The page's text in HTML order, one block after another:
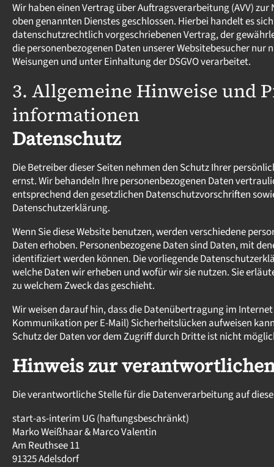
Wir haben einen Vertrag über Auftragsverarbeitung (AVV) zur
oben genannten Dienstes geschlossen. Hierbei handelt es
datenschutzrechtlich vorgeschriebenen Vertrag, der
die personenbezogenen Daten unserer Websitebesucher nur
Weisungen und unter Einhaltung der DSGVO verarbeitet.
3. Allgemeine Hinweise und
informationen
Datenschutz
Die Betreiber dieser Seiten nehmen den Schutz Ihrer
ernst. Wir behandeln Ihre personenbezogenen Daten
entsprechend den gesetzlichen Datenschutzvorschriften
Datenschutzerklärung.
Wenn Sie diese Website benutzen, werden verschiedene
Daten erhoben. Personenbezogene Daten sind Daten, mit
identifiziert werden können. Die vorliegende
welche Daten wir erheben und wofür wir sie nutzen. Sie
zu welchem Zweck das geschieht.
Wir weisen darauf hin, dass die Datenübertragung im Internet
Kommunikation per E-Mail) Sicherheitslücken aufweisen
Schutz der Daten vor dem Zugriff durch Dritte ist nicht
Hinweis zur
Die verantwortliche Stelle für die Datenverarbeitung auf
start-as-interim UG (haftungsbeschränkt)
Marko Weißhaar & Marco Valentin
Am Reuthsee 11
91325 Adelsdorf